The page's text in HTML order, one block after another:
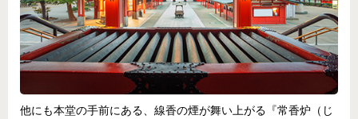
他にも本堂の手前にある、線香の煙が舞い上がる『常香炉（じ